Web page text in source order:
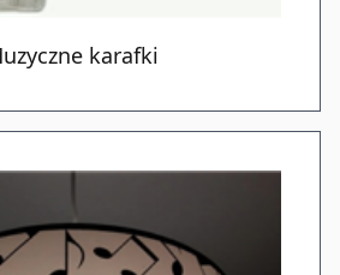
karafki